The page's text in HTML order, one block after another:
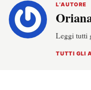
L’AUTORE
Leggi tutti
TUTTI GLI